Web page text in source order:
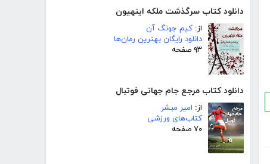
دانلود کتاب سرگذشت ملکه اینهیون
از: کیم جونگ آن
دانلود رایگان بهترین رمان‌ها
۹۳ صفحه
دانلود کتاب مرجع جام جهانی فوتبال
از: امیر مبشر
کتاب‌های ورزشی
۷۰ صفحه